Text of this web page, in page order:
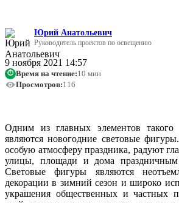
Юрий Анатольевич
Руководитель проектов по освещению
9 ноября 2021 14:57
⏱ Время на чтение:10 мин
Просмотров:116
Одним из главных элементов такого
являются новогодние световые
особую атмосферу праздника, радуют
улицы, площади и дома праздничным
Световые фигуры являются
декорации в зимний сезон и широко
украшения общественных и частных